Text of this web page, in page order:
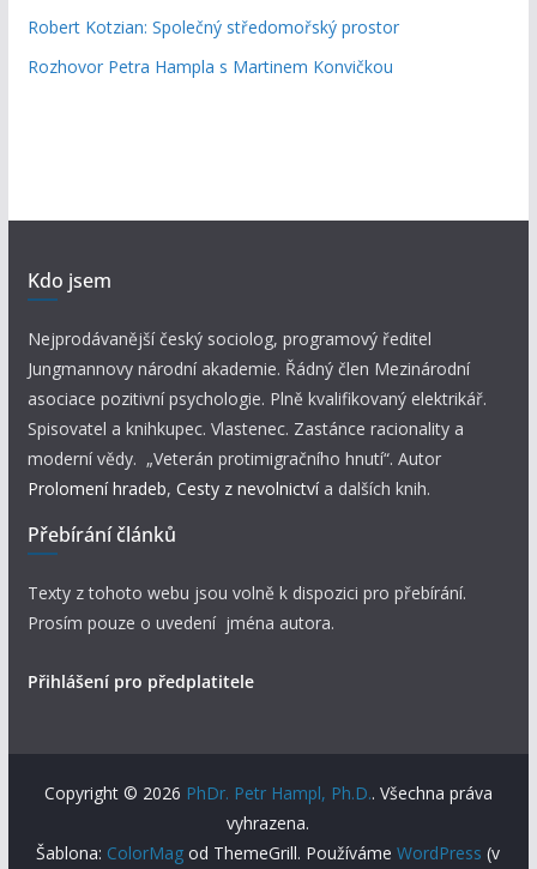
Robert Kotzian: Společný středomořský prostor
Rozhovor Petra Hampla s Martinem Konvičkou
Kdo jsem
Nejprodávanější český sociolog, programový ředitel
Jungmannovy národní akademie. Řádný člen Mezinárodní
asociace pozitivní psychologie. Plně kvalifikovaný elektrikář.
Spisovatel a knihkupec. Vlastenec. Zastánce racionality a
moderní vědy. „Veterán protimigračního hnutí“. Autor
Prolomení hradeb, Cesty z nevolnictví a dalších knih.
Přebírání článků
Texty z tohoto webu jsou volně k dispozici pro přebírání.
Prosím pouze o uvedení jména autora.
Přihlášení pro předplatitele
Copyright © 2026 PhDr. Petr Hampl, Ph.D.. Všechna práva
vyhrazena.
Šablona: ColorMag od ThemeGrill. PoužívámeWordPress (v